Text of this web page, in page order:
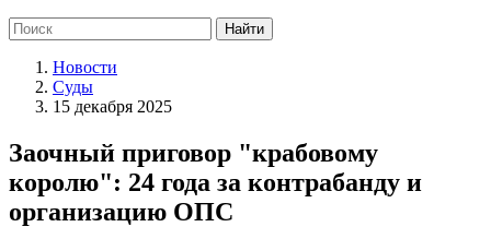
Новости
Суды
15 декабря 2025
Заочный приговор "крабовому
королю": 24 года за контрабанду и
организацию ОПС